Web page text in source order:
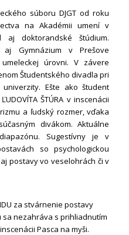
súboru DJGT od roku
na Akadémii umení v
aj doktorandské štúdium.
Gymnázium v Prešove
úrovni. V závere
Študentského divadla pri
Ešte ako študent
ŠTÚRA v inscenácii
a ľudský rozmer, vďaka
divákom. Aktuálne
Sugestívny je v
so psychologickou
postavy vo veselohrách či v
za stvárnenie postavy
sa nezahráva s prihliadnutím
Pasca na myši.